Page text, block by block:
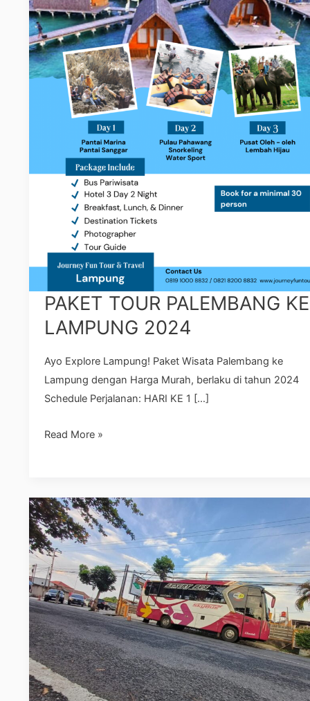
PAKET TOUR PALEMBANG KE
LAMPUNG 2024
Ayo Explore Lampung! Paket Wisata Palembang ke
Lampung dengan Harga Murah, berlaku di tahun 2024
Schedule Perjalanan: HARI KE 1 […]
Read More »
Ke
Unggulan
Menggunakan
Sewa
Bus
Pariwisata
SkyBus
Lampung
|
Harga
Sewa